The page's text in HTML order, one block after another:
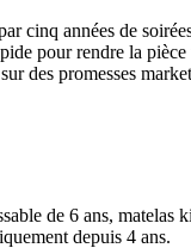
cinq années de
pour rendre la
des promesses
de 6 ans,
depuis 4 ans.